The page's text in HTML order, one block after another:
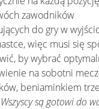
zawodników
do gry w
więc musi się
by wybrać
na sobotni mecz
beniaminkiem
są gotowi do